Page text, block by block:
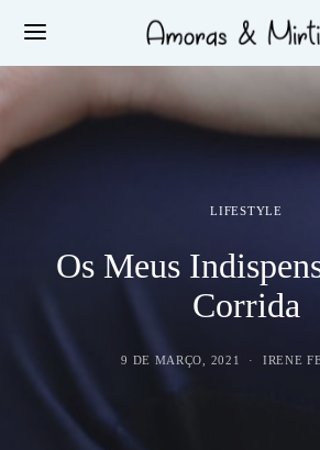
LIFESTYLE
Os Meus
Corrida
9 DE MARÇO, 2021 IRENE